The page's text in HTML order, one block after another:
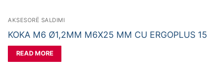
AKSESORË SALDIMI
KOKA M6 Ø1,2MM M6X25 MM CU ERGOPLUS 15
READ MORE